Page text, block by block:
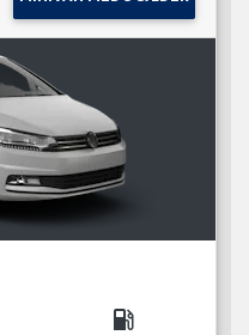
local_gas_station